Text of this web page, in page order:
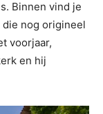
Binnen vind je
die nog origineel
voorjaar,
en hij